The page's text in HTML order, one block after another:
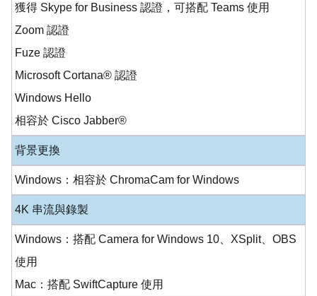
獲得 Skype for Business 認證，可搭配 Teams 使用
Zoom 認證
Fuze 認證
Microsoft Cortana® 認證
Windows Hello
相容於 Cisco Jabber®
背景更換
Windows：相容於 ChromaCam for Windows
4K 串流與錄製
Windows：搭配 Camera for Windows 10、XSplit、OBS
使用
Mac：搭配 SwiftCapture 使用